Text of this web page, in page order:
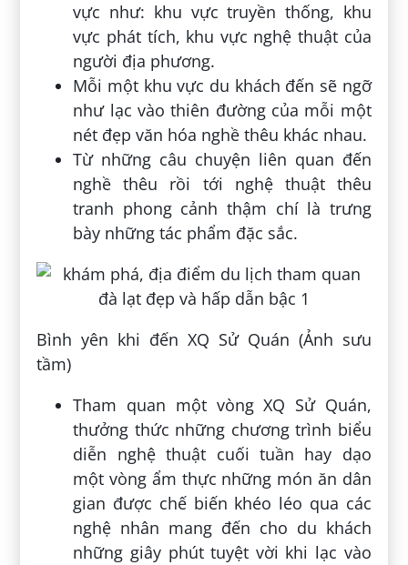
vực như: khu vực truyền thống, khu
vực phát tích, khu vực nghệ thuật của
người địa phương.
Mỗi một khu vực du khách đến sẽ ngỡ
như lạc vào thiên đường của mỗi một
nét đẹp văn hóa nghề thêu khác nhau.
Từ những câu chuyện liên quan đến
nghề thêu rồi tới nghệ thuật thêu
tranh phong cảnh thậm chí là trưng
bày những tác phẩm đặc sắc.
Bình yên khi đến XQ Sử Quán (Ảnh sưu
tầm)
Tham quan một vòng XQ Sử Quán,
thưởng thức những chương trình biểu
diễn nghệ thuật cuối tuần hay dạo
một vòng ẩm thực những món ăn dân
gian được chế biến khéo léo qua các
nghệ nhân mang đến cho du khách
những giây phút tuyệt vời khi lạc vào